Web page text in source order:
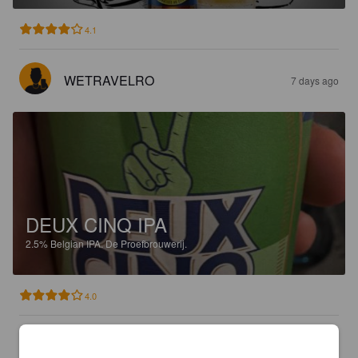
4.1
WETRAVELRO 7 days ago
DEUX CINQ IPA
2.5% Belgian IPA.De Proefbrouwerij.
4.0